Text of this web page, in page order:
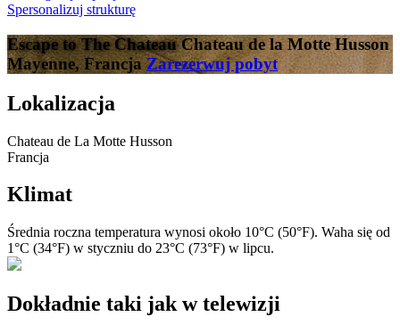
Spersonalizuj strukturę
Escape to The Chateau Chateau de la Motte Husson
Mayenne, Francja Zarezerwuj pobyt
Lokalizacja
Chateau de La Motte Husson
Francja
Klimat
Średnia roczna temperatura wynosi około 10°C (50°F). Waha się od
1°C (34°F) w styczniu do 23°C (73°F) w lipcu.
Dokładnie taki jak w telewizji